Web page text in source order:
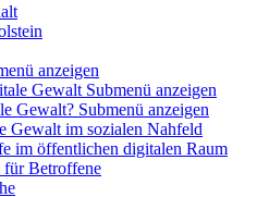
anzeigen
Gewalt Submenü anzeigen
Gewalt? Submenü anzeigen
Gewalt im sozialen Nahfeld
im öffentlichen digitalen Raum
für Betroffene